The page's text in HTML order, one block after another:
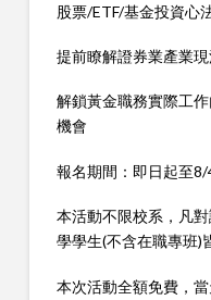
股票/ETF/基金投資心
提前瞭解證券業產業
解鎖黃金職務實際工
機會
報名期間：即日起至8/
本活動不限校系，凡
學學生(不含在職專班)
本次活動全額免費，